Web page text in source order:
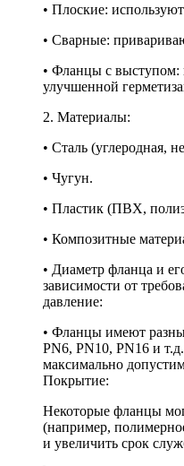
• Плоские:
• Сварные:
• Фланцы с
улучшенной
2. Материалы:
• Сталь (углеродная,
• Чугун.
• Пластик (ПВХ,
• Композитные
• Диаметр фланца и
зависимости от
давление:
• Фланцы имеют
PN6, PN10, PN16 и
максимально
Покрытие:
Некоторые фланцы
(например,
и увеличить срок